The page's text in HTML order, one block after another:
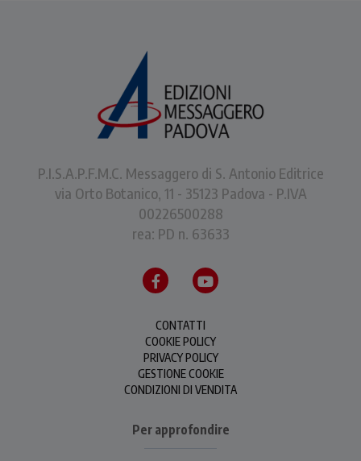
P.I.S.A.P.F.M.C. Messaggero di S. Antonio Editrice
via Orto Botanico, 11 - 35123 Padova - P.IVA
00226500288
rea: PD n. 63633
CONTATTI
COOKIE POLICY
PRIVACY POLICY
GESTIONE COOKIE
CONDIZIONI DI VENDITA
Per approfondire